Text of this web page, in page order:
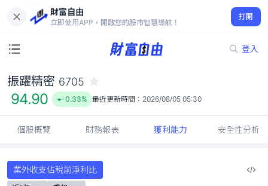
財富自由
立即使用APP，開啟您的股市智慧導航！
打開
登入
94.90
-0.33%
振躍精密 6705
94.90 -0.33% 最近更新時間： 2026/08/05 05:30
個股概覽 財務報表 獲利能力 安全性分析
業外收支佔稅前淨利比